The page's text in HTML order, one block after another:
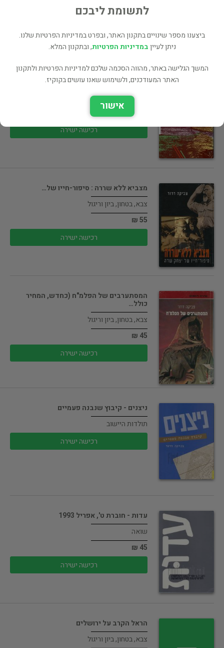
רכישה ישירה
שותפות במעשה הבריאה - הסיפור של…
תולדות היישוב
רכישה ישירה
מצביא ללא שררה : סיפור-חייו של…
צבא, בטחון, ביון וריגול
55 ₪
רכישה ישירה
המסתערבים של הפלמ"ח (כחדש, המחיר
כולל…
צבא, בטחון, ביון וריגול
45 ₪
רכישה ישירה
ניצנים - קיבוץ שנבנה פעמיים
תולדות היישוב
רכישה ישירה
עדות - חוברת ט', אפריל 1993
שואה
45 ₪
רכישה ישירה
הראל הקרב על ירושלים
צבא, בטחון, ביון וריגול
לתשומת ליבכם
ביצענו מספר שינויים בתקנון האתר, ובפרט במדיניות הפרטיות שלנו.
ניתן לעייןבמדיניות הפרטיות, ובתקנון המלא.
המשך הגלישה באתר, מהווה הסכמה שלכם למדיניות הפרטיות ולתקנון
האתר המעודכנים, ולשימוש שאנו עושים בקוקיז.
אישור